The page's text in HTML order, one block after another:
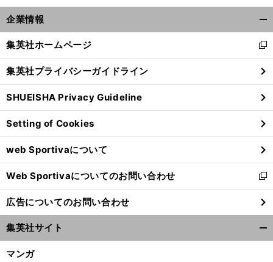
企業情報
閉
る
集英社ホームページ
新
し
い
ウ
ィ
ン
ド
ウ
で
開
く
集英社プライバシーガイドライン
SHUEISHA Privacy Guideline
Setting of Cookies
web Sportivaについて
Web Sportivaについてのお問い合わせ
新
し
い
ウ
ィ
ン
広告についてのお問い合わせ
集英社サイト
マンガ